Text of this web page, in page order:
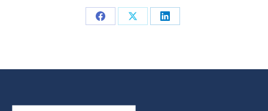
Share
Share
Share